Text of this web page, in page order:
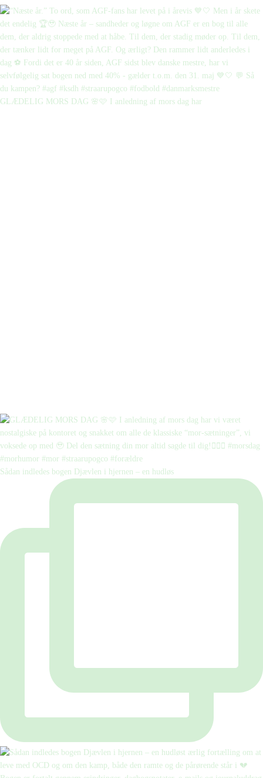
GLÆDELIG MORS DAG 🌸🩷 I anledning af mors dag har
Sådan indledes bogen Djævlen i hjernen – en hudløs